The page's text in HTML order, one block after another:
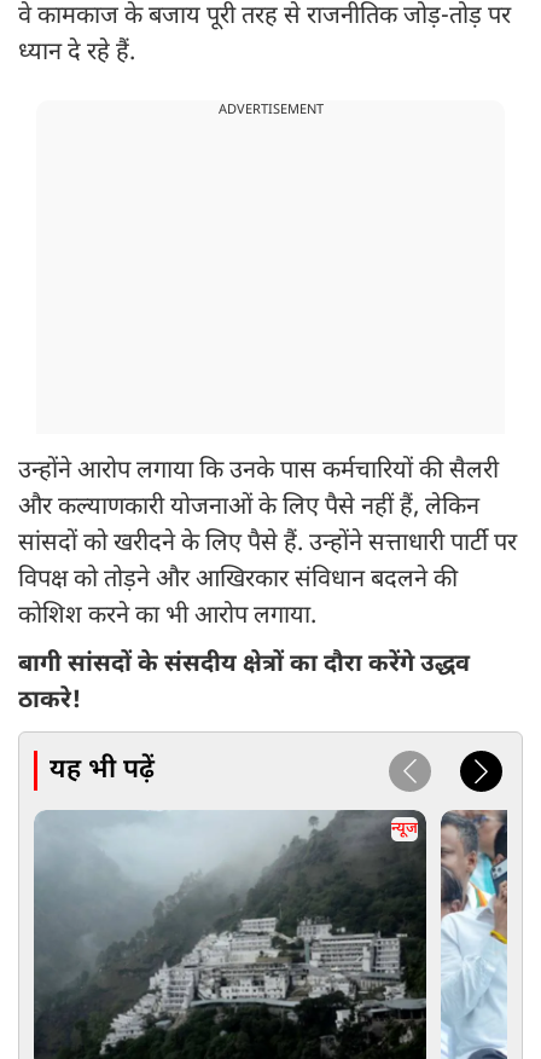
वे कामकाज के बजाय पूरी तरह से राजनीतिक जोड़-तोड़ पर
ध्यान दे रहे हैं.
ADVERTISEMENT
उन्होंने आरोप लगाया कि उनके पास कर्मचारियों की सैलरी
और कल्याणकारी योजनाओं के लिए पैसे नहीं हैं, लेकिन
सांसदों को खरीदने के लिए पैसे हैं. उन्होंने सत्ताधारी पार्टी पर
विपक्ष को तोड़ने और आखिरकार संविधान बदलने की
कोशिश करने का भी आरोप लगाया.
बागी सांसदों के संसदीय क्षेत्रों का दौरा करेंगे उद्धव
ठाकरे!
यह भी पढ़ें
न्यूज